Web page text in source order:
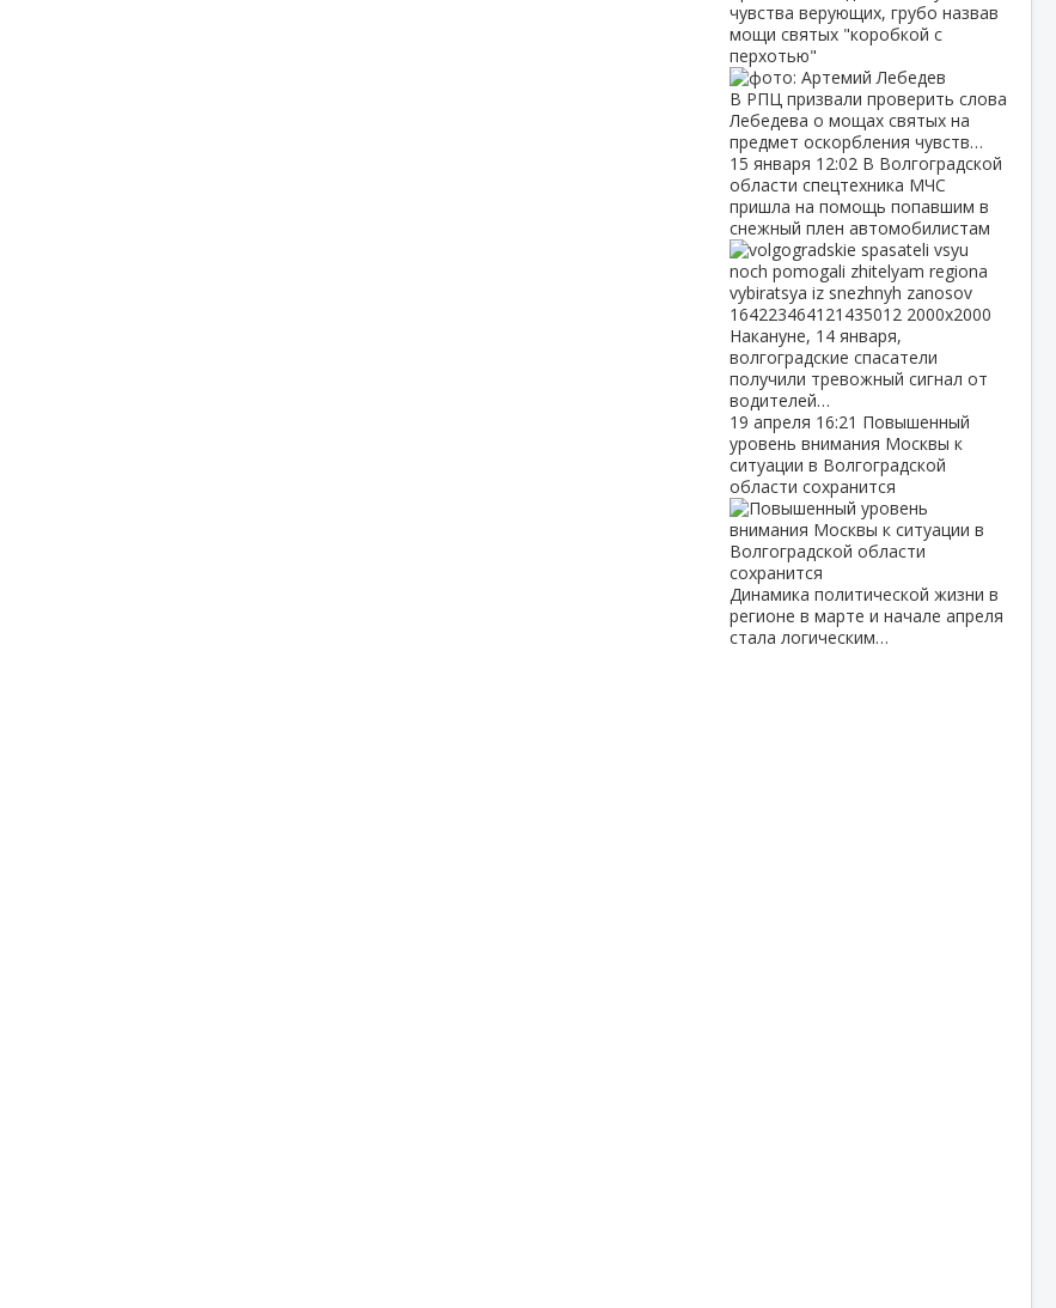
чувства верующих, грубо назвав
мощи святых "коробкой с
перхотью"
В РПЦ призвали проверить слова
Лебедева о мощах святых на
предмет оскорбления чувств…
15 января 12:02 В Волгоградской
области спецтехника МЧС
пришла на помощь попавшим в
снежный плен автомобилистам
Накануне, 14 января,
волгоградские спасатели
получили тревожный сигнал от
водителей…
19 апреля 16:21 Повышенный
уровень внимания Москвы к
ситуации в Волгоградской
области сохранится
Динамика политической жизни в
регионе в марте и начале апреля
стала логическим…